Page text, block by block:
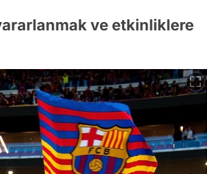
ve etkinliklere